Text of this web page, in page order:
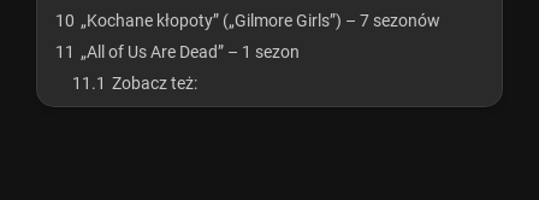
10 „Kochane kłopoty” („Gilmore Girls”) – 7 sezonów
11 „All of Us Are Dead” – 1 sezon
11.1 Zobacz też: